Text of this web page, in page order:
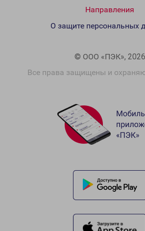
Направления
© ООО «ПЭК», 2026
Все права защищены и
О защите персональных